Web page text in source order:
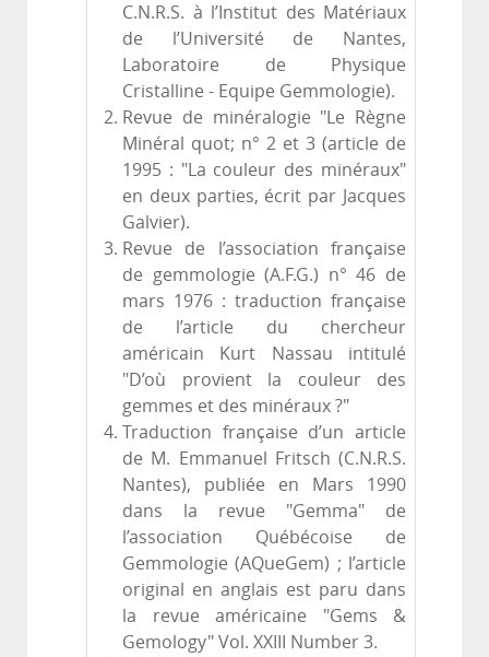
C.N.R.S. à l’Institut des Matériaux
de l’Université de Nantes,
Laboratoire de Physique
Cristalline - Equipe Gemmologie).
Revue de minéralogie "Le Règne
Minéral quot; n° 2 et 3 (article de
1995 : "La couleur des minéraux"
en deux parties, écrit par Jacques
Galvier).
Revue de l’association française
de gemmologie (A.F.G.) n° 46 de
mars 1976 : traduction française
de l’article du chercheur
américain Kurt Nassau intitulé
"D’où provient la couleur des
gemmes et des minéraux ?"
Traduction française d’un article
de M. Emmanuel Fritsch (C.N.R.S.
Nantes), publiée en Mars 1990
dans la revue "Gemma" de
l’association Québécoise de
Gemmologie (AQueGem) ; l’article
original en anglais est paru dans
la revue américaine "Gems &
Gemology" Vol. XXIII Number 3.